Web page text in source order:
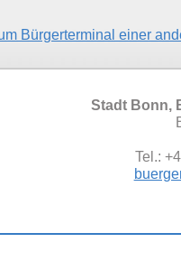
Bürgerterminal einer
Stadt Bonn,
Tel.: